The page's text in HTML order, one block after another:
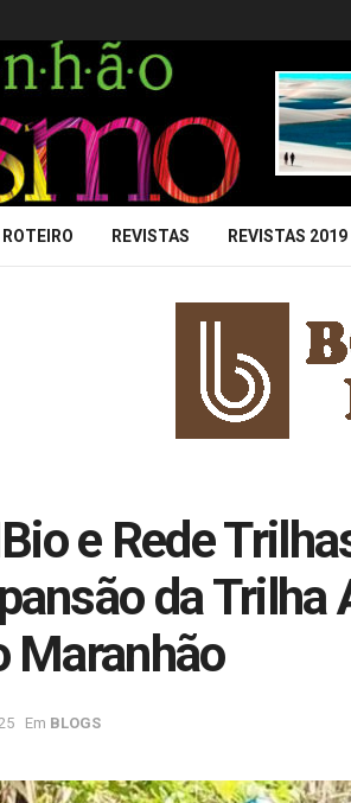
ROTEIRO REVISTAS REVISTAS 2019
e Rede
da Trilha
Maranhão
Em BLOGS